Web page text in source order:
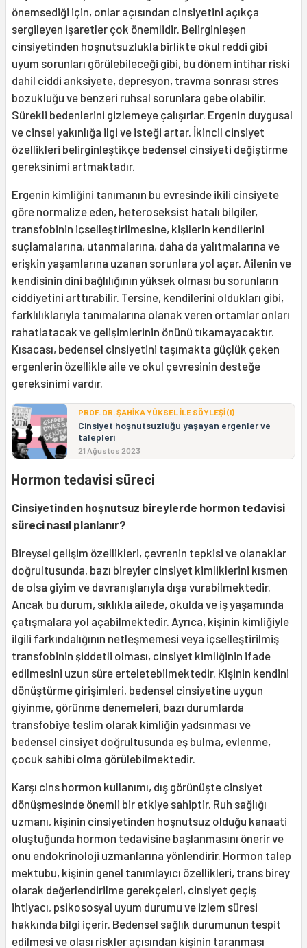
önemsediği için, onlar açısından cinsiyetini açıkça
sergileyen işaretler çok önemlidir. Belirginleşen
cinsiyetinden hoşnutsuzlukla birlikte okul reddi gibi
uyum sorunları görülebileceği gibi, bu dönem intihar riski
dahil ciddi anksiyete, depresyon, travma sonrası stres
bozukluğu ve benzeri ruhsal sorunlara gebe olabilir.
Sürekli bedenlerini gizlemeye çalışırlar. Ergenin duygusal
ve cinsel yakınlığa ilgi ve isteği artar. İkincil cinsiyet
özellikleri belirginleştikçe bedensel cinsiyeti değiştirme
gereksinimi artmaktadır.
Ergenin kimliğini tanımanın bu evresinde ikili cinsiyete
göre normalize eden, heteroseksist hatalı bilgiler,
transfobinin içselleştirilmesine, kişilerin kendilerini
suçlamalarına, utanmalarına, daha da yalıtmalarına ve
erişkin yaşamlarına uzanan sorunlara yol açar. Ailenin ve
kendisinin dini bağlılığının yüksek olması bu sorunların
ciddiyetini arttırabilir. Tersine, kendilerini oldukları gibi,
farklılıklarıyla tanımalarına olanak veren ortamlar onları
rahatlatacak ve gelişimlerinin önünü tıkamayacaktır.
Kısacası, bedensel cinsiyetini taşımakta güçlük çeken
ergenlerin özellikle aile ve okul çevresinin desteğe
gereksinimi vardır.
PROF. DR. ŞAHİKA YÜKSEL İLE SÖYLEŞİ (I)
Cinsiyet hoşnutsuzluğu yaşayan ergenler ve
talepleri
21 Ağustos 2023
Hormon tedavisi süreci
Cinsiyetinden hoşnutsuz bireylerde hormon tedavisi
süreci nasıl planlanır?
Bireysel gelişim özellikleri, çevrenin tepkisi ve olanaklar
doğrultusunda, bazı bireyler cinsiyet kimliklerini kısmen
de olsa giyim ve davranışlarıyla dışa vurabilmektedir.
Ancak bu durum, sıklıkla ailede, okulda ve iş yaşamında
çatışmalara yol açabilmektedir. Ayrıca, kişinin kimliğiyle
ilgili farkındalığının netleşmemesi veya içselleştirilmiş
transfobinin şiddetli olması, cinsiyet kimliğinin ifade
edilmesini uzun süre erteletebilmektedir. Kişinin kendini
dönüştürme girişimleri, bedensel cinsiyetine uygun
giyinme, görünme denemeleri, bazı durumlarda
transfobiye teslim olarak kimliğin yadsınması ve
bedensel cinsiyet doğrultusunda eş bulma, evlenme,
çocuk sahibi olma görülebilmektedir.
Karşı cins hormon kullanımı, dış görünüşte cinsiyet
dönüşmesinde önemli bir etkiye sahiptir. Ruh sağlığı
uzmanı, kişinin cinsiyetinden hoşnutsuz olduğu kanaati
oluştuğunda hormon tedavisine başlanmasını önerir ve
onu endokrinoloji uzmanlarına yönlendirir. Hormon talep
mektubu, kişinin genel tanımlayıcı özellikleri, trans birey
olarak değerlendirilme gerekçeleri, cinsiyet geçiş
ihtiyacı, psikososyal uyum durumu ve izlem süresi
hakkında bilgi içerir. Bedensel sağlık durumunun tespit
edilmesi ve olası riskler açısından kişinin taranması